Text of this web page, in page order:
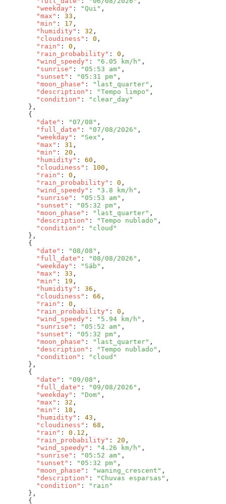
        "weekday"
: "Qui"
        "max"
: 33
        "min"
: 17
        "humidity"
: 32
        "cloudiness"
: 0
        "rain"
: 0
        "rain_probability"
: 0
        "wind_speedy"
: "6.05 km/h"
        "sunrise"
: "05:53 am"
        "sunset"
: "05:31 pm"
        "moon_phase"
: "last_quarter"
        "description"
: "Tempo limpo"
        "condition"
:
        "date"
: "07/08"
        "full_date"
: "07/08/2026"
        "weekday"
: "Sex"
        "max"
: 31
        "min"
: 20
        "humidity"
: 60
        "cloudiness"
: 100
        "rain"
: 0
        "rain_probability"
: 0
        "wind_speedy"
: "3.8 km/h"
        "sunrise"
: "05:53 am"
        "sunset"
: "05:32 pm"
        "moon_phase"
: "last_quarter"
        "description"
: "Tempo nublado"
        "condition"
:
        "date"
: "08/08"
        "full_date"
: "08/08/2026"
        "weekday"
: "Sáb"
        "max"
: 33
        "min"
: 19
        "humidity"
: 36
        "cloudiness"
: 66
        "rain"
: 0
        "rain_probability"
: 0
        "wind_speedy"
: "5.94 km/h"
        "sunrise"
: "05:52 am"
        "sunset"
: "05:32 pm"
        "moon_phase"
: "last_quarter"
        "description"
: "Tempo nublado"
        "condition"
:
        "date"
: "09/08"
        "full_date"
: "09/08/2026"
        "weekday"
: "Dom"
        "max"
: 32
        "min"
: 18
        "humidity"
: 43
        "cloudiness"
: 68
        "rain"
: 0.12
        "rain_probability"
: 20
        "wind_speedy"
: "4.26 km/h"
        "sunrise"
: "05:52 am"
        "sunset"
: "05:32 pm"
        "moon_phase"
: "waning_crescent"
        "description"
: "Chuvas esparsas"
        "condition"
: